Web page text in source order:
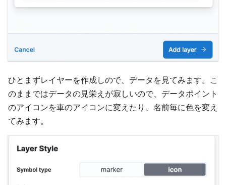
ひとまずレイヤーを作成しので、データを見てみます。こ
のままではデータの見栄えが寂しいので、データポイント
のアイコンを車のアイコンに変えたり、名前毎に色を変え
てみます。